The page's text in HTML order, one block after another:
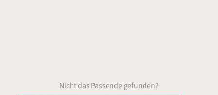
Nicht das Passende gefunden?